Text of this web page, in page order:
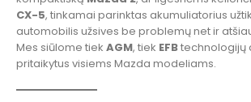
CX-5, tinkamai parinktas akumuliatorius
automobilis užsives be problemų net ir
Mes siūlome tiek AGM, tiek EFBtechnologijų
pritaikytus visiems Mazda modeliams.